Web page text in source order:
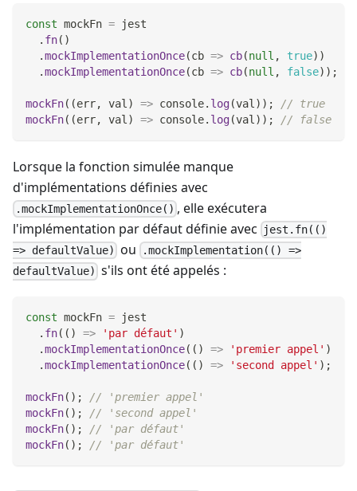
const mockFn = jest
. fn( )
.mockImplementationOnce(cb => cb(null , true) )
.mockImplementationOnce(cb => cb(null , false) ) ;
mockFn( (err, val ) => console. log(val ) ) ;
// true
mockFn( (err, val ) => console. log(val ) ) ; // false
Lorsque la fonction simulée manque
d'implémentations définies avec
.mockImplementationOnce() , elle exécutera
l'implémentation par défaut définie avec
jest.fn(()
=> defaultValue) ou .mockImplementation(() =>
defaultValue) s'ils ont été appelés :
const mockFn = jest
. fn( ( ) => 'par défaut' )
.mockImplementationOnce( ( ) => 'premier appel' )
.mockImplementationOnce( ( ) => 'second appel' ) ;
mockFn( ) ;
// 'premier appel'
mockFn( ) ;
// 'second appel'
mockFn( ) ;
// 'par défaut'
mockFn( ) ; // 'par défaut'